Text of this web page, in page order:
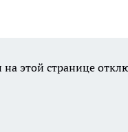
этой странице